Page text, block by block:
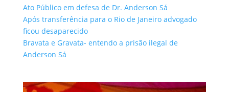
Ato Público em defesa de Dr. Anderson Sá
Após transferência para o Rio de Janeiro advogado
ficou desaparecido
Bravata e Gravata- entendo a prisão ilegal de
Anderson Sá